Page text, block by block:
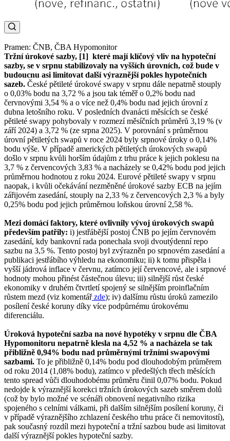
Pramen: ČNB, ČBA Hypomonitor
Tržní úrokové sazby, [1] které mají klíčový vliv na hypoteční
sazby, se v srpnu stabilizovaly na vyšších úrovních, což bude v
budoucnu asi limitovat další výraznější pokles hypotečních
sazeb. České pětileté úrokové swapy v srpnu dále nepatrně stouply
o 0,03% bodu na 3,72 % a jsou tak téměř o 0,2% bodu nad
červnovými 3,54 % a o více než 0,4% bodu nad jejich úrovní z
dubna letošního roku. V posledních dvanácti měsících se české
pětileté swapy pohybovaly v rozmezí měsíčních průměrů 3,19 % (v
září 2024) a 3,72 % (ze srpna 2025). V porovnání s průměrnou
úrovní pětiletých swapů v roce 2024 byly srpnové úroky o 0,14%
bodu výše. V případě amerických pětiletých úrokových swapů
došlo v srpnu kvůli horším údajům z trhu práce k jejich poklesu na
3,7 % z červencových 3,83 % a nacházely se 0,42% bodu pod jejich
průměrnou hodnotou z roku 2024. Eurové pětileté swapy v srpnu
naopak, i kvůli očekávání nezměněné úrokové sazby ECB na jejím
zářijovém zasedání, stouply na 2,33 % z červencových 2,3 % a byly
0,25% bodu pod jejich průměrnou loňskou úrovní 2,58 %.
Mezi domácí faktory, které ovlivnily vývoj úrokových swapů
především patřily: i) jestřábější postoj ČNB po jejím červnovém
zasedání, kdy bankovní rada ponechala svoji dvoutýdenní repo
sazbu na 3,5 %. Tento postoj byl zvýrazněn po srpnovém zasedání a
publikaci jestřábího výhledu na ekonomiku; ii) k tomu přispěla i
vyšší jádrová inflace v červnu, zatímco její červencové, ale i srpnové
hodnoty mohou přinést částečnou úlevu; iii) silnější růst české
ekonomiky v druhém čtvrtletí spojený se silnějším proinflačním
růstem mezd (viz komentářzde); iv) dalšímu růstu úroků zamezilo
posílení české koruny díky více podpůrnému úrokovému
diferenciálu.
Úroková hypoteční sazba na nové hypotéky v srpnu dle ČBA
Hypomonitoru nepatrně klesla na 4,52 % a nacházela se tak
přibližně 0,94% bodu nad průměrnými tržními swapovými
sazbami. To je přibližně 0,14% bodu pod dlouhodobým průměrem
od roku 2014 (1,08% bodu), zatímco v předešlých třech měsících
tento spread vůči dlouhodobému průměru činil 0,07% bodu. Pokud
nedojde k výraznější korekci tržních úrokových sazeb směrem dolů
(což by bylo možné ve scénáři obnovení negativního rizika
spojeného s celními válkami, při dalším silnějším posílení koruny, či
v případě výraznějšího zchlazení českého trhu práce či nemovitostí),
pak současný rozdíl mezi hypoteční a tržní sazbou bude asi limitovat
další výraznější pokles hypoteční sazby.